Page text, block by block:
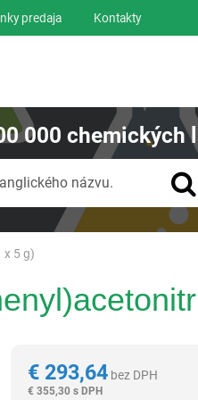
x 5 g)
€293,64 bez DPH
€ 355,30 s DPH
predaja Kontakty
000 chemických
názvu.